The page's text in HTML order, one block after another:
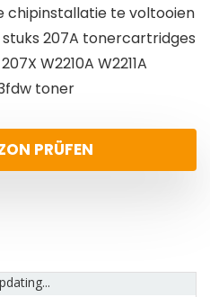
chipinstallatie te voltooien
207A tonercartridges
W2210A W2211A
toner
PRÜFEN